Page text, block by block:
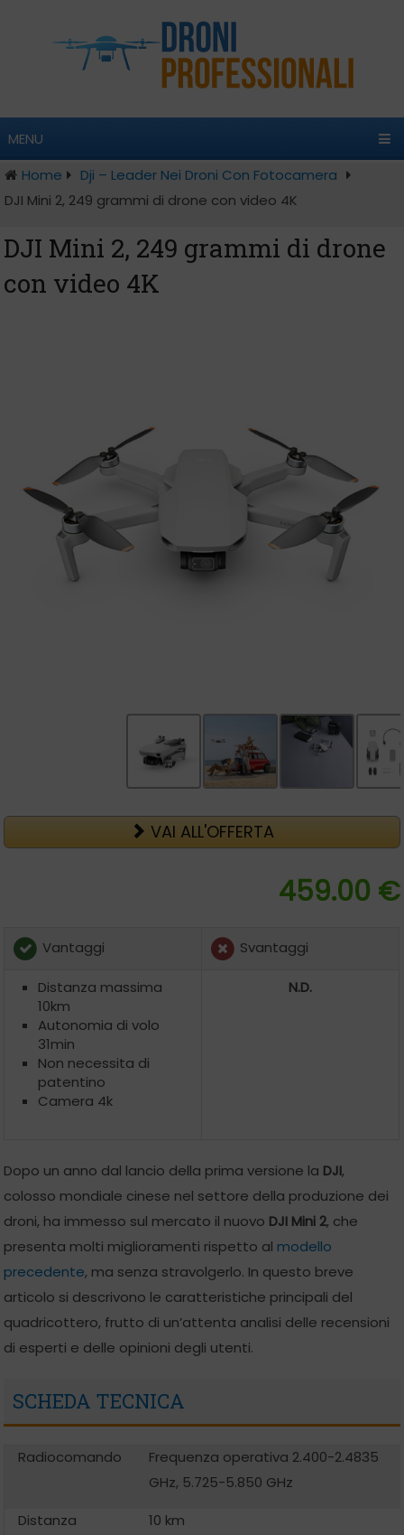
MENU
Home
Dji – Leader Nei Droni Con Fotocamera
DJI Mini 2, 249 grammi di drone con video 4K
DJI Mini 2, 249 grammi di drone
con video 4K
VAI ALL'OFFERTA
459.00 €
Vantaggi Svantaggi
Distanza massima
10km
Autonomia di volo
31min
Non necessita di
patentino
Camera 4k
N.D.
Dopo un anno dal lancio della prima versione la DJI,
colosso mondiale cinese nel settore della produzione dei
droni, ha immesso sul mercato il nuovo DJI Mini 2, che
presenta molti miglioramenti rispetto al modello
precedente, ma senza stravolgerlo. In questo breve
articolo si descrivono le caratteristiche principali del
quadricottero, frutto di un’attenta analisi delle recensioni
di esperti e delle opinioni degli utenti.
SCHEDA TECNICA
Radiocomando
Frequenza operativa 2.400-2.4835
GHz, 5.725-5.850 GHz
Distanza
10 km